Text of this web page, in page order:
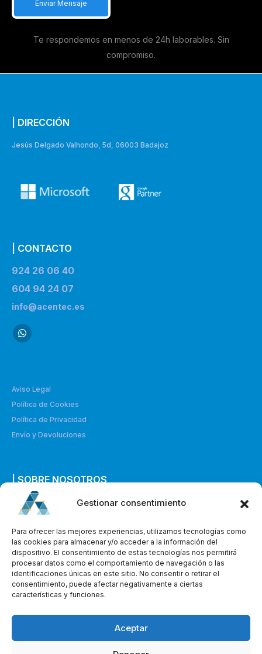
Gestionar consentimiento
Para ofrecer las mejores experiencias, utilizamos tecnologías como
las cookies para almacenar y/o acceder a la información del
dispositivo. El consentimiento de estas tecnologías nos permitirá
procesar datos como el comportamiento de navegación o las
identificaciones únicas en este sitio. No consentir o retirar el
consentimiento, puede afectar negativamente a ciertas
características y funciones.
Aceptar
Te respondemos en menos de 24h laborables. Sin
compromiso.
| DIRECCIÓN
Jesús Delgado Valhondo, 5d, 06003 Badajoz
| CONTACTO
924 26 06 40
604 94 24 07
info@acentec.es
Aviso Legal
Política de Cookies
Política de Privacidad
Envío y Devoluciones
| SOBRE NOSOTROS
Quiénes somos